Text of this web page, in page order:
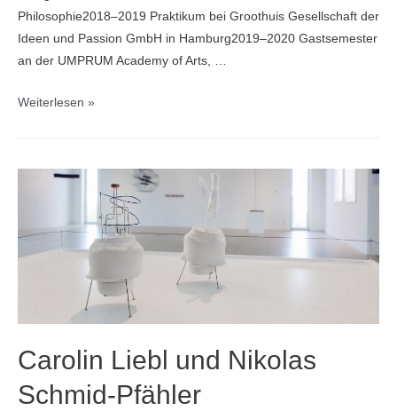
Philosophie2018–2019 Praktikum bei Groothuis Gesellschaft der
Ideen und Passion GmbH in Hamburg2019–2020 Gastsemester
an der UMPRUM Academy of Arts, …
Kai
Weiterlesen »
Carolin Liebl und Nikolas
Schmid-Pfähler